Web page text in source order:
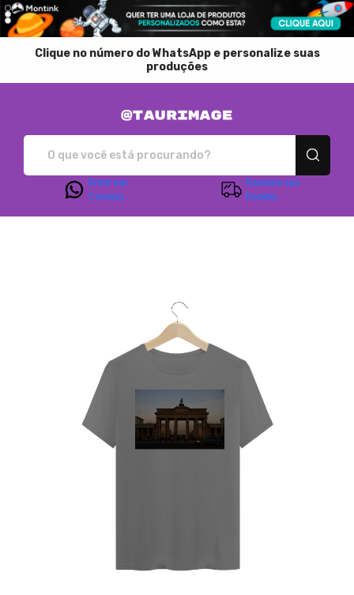
Clique no número do WhatsApp e personalize suas
produções
Entre em
Contato
Rastreie seu
Pedido